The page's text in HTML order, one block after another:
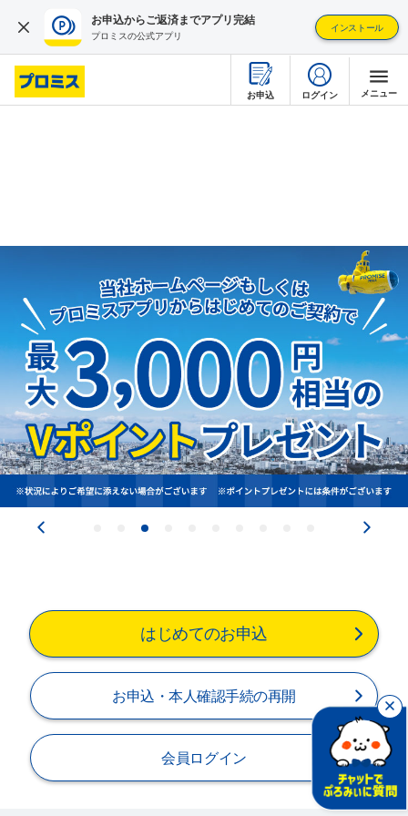
お申込からご返済までアプリ完結
プロミスの公式アプリ
インストール
お申込 ログイン メニュー
疑問・不安を解消する
店舗・ATMを探す
プロミスについて
閉じる
はじめてのお申込
お申込・本人確認手続の再開
会員ログイン